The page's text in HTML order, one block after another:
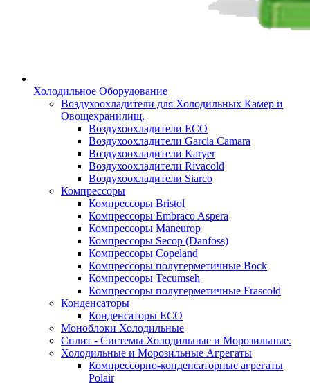
Холодильное Оборудование
Воздухоохладители для Холодильных Камер и
Овощехранилищ.
Воздухоохладители ECO
Воздухоохладители Garcia Camara
Воздухоохладители Karyer
Воздухоохладители Rivacold
Воздухоохладители Siarco
Компрессоры
Компрессоры Bristol
Компрессоры Embraco Aspera
Компрессоры Maneurop
Компрессоры Secop (Danfoss)
Компрессоры Copeland
Компрессоры полугерметичные Bock
Компрессоры Tecumseh
Компрессоры полугерметичные Frascold
Конденсаторы
Конденсаторы ECO
Моноблоки Холодильные
Сплит - Системы Холодильные и Морозильные.
Холодильные и Морозильные Агрегаты
Компрессорно-конденсаторные агрегаты
Polair